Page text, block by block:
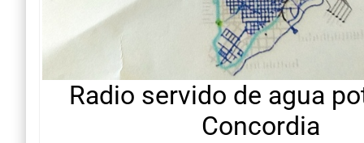
Radio servido de agua
Concordia